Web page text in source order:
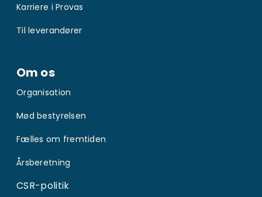
Karriere i Provas
Til leverandører
Om os
Organisation
Mød bestyrelsen
Fælles om fremtiden
Årsberetning
CSR-politik